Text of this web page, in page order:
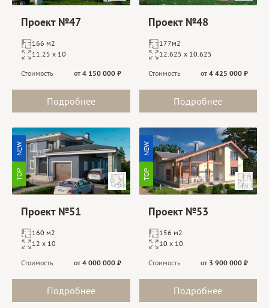
Проект №47
166 м2
11.25 х 10
Стоимость от 4 150 000 ₽
Подробнее
Проект №48
177м2
12.625 х 10.625
Стоимость от 4 425 000 ₽
Подробнее
NEW
TOP
Проект №51
160 м2
12 х 10
Стоимость от 4 000 000 ₽
Подробнее
NEW
TOP
Проект №53
156 м2
10 х 10
Стоимость от 3 900 000 ₽
Подробнее